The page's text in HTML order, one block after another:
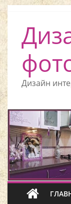
Дизайн